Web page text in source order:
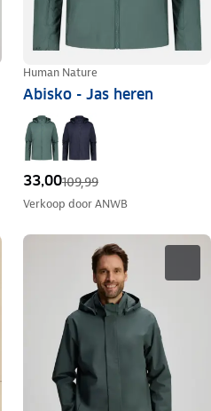
Human Nature
Abisko - Jas heren
33,00109,99
Verkoop doorANWB